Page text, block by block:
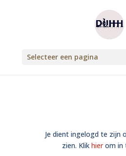
Selecteer een pagina
Je dient ingelogd te zijn
zien. Klikhierom in